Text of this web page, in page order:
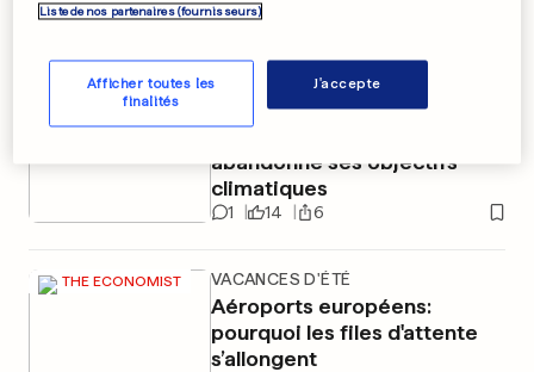
THE ECONOMIST FEUILLES TOMBÉES
La Banque mondiale a
abandonné ses objectifs
climatiques
1 14 6
THE ECONOMIST VACANCES D'ÉTÉ
Aéroports européens:
pourquoi les files d'attente
s’allongent
Liste de nos partenaires (fournisseurs)
Afficher toutes les
finalités
J'accepte